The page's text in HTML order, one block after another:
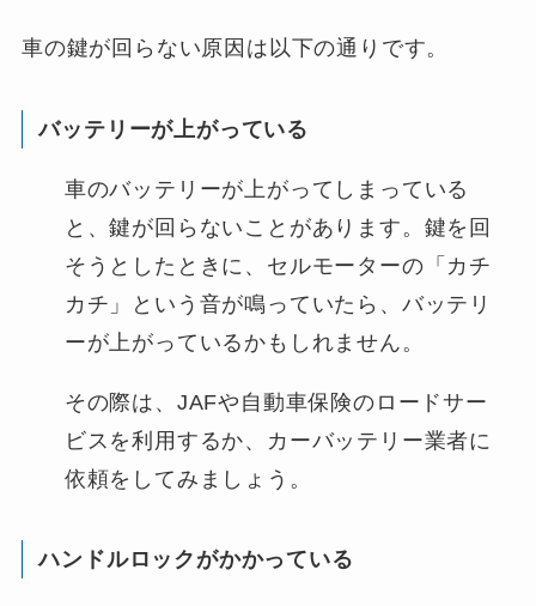
車の鍵が回らない原因は以下の通りです。
バッテリーが上がっている
車のバッテリーが上がってしまっている
と、鍵が回らないことがあります。鍵を回
そうとしたときに、セルモーターの「カチ
カチ」という音が鳴っていたら、バッテリ
ーが上がっているかもしれません。
その際は、JAFや自動車保険のロードサー
ビスを利用するか、カーバッテリー業者に
依頼をしてみましょう。
ハンドルロックがかかっている